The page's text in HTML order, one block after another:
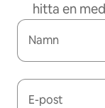
hitta en
Namn
E-post